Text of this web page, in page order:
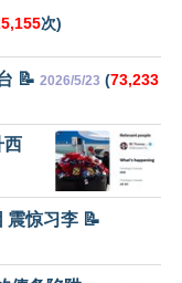
次)
📝 2026/5/23 (73,233
西
震惊习李 📝